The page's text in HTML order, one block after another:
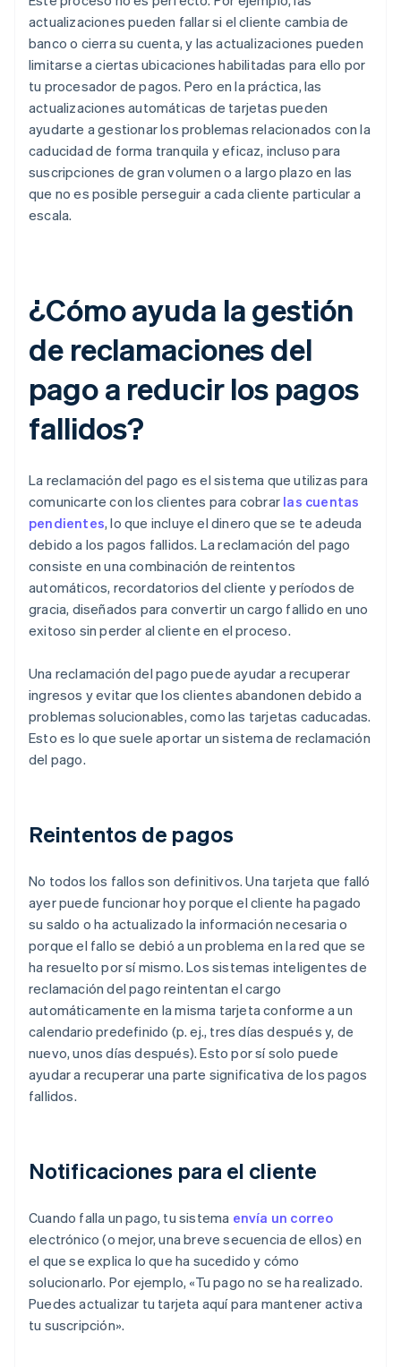
actualizaciones pueden fallar si el cliente cambia de
banco o cierra su cuenta, y las actualizaciones pueden
limitarse a ciertas ubicaciones habilitadas para ello por
tu procesador de pagos. Pero en la práctica, las
actualizaciones automáticas de tarjetas pueden
ayudarte a gestionar los problemas relacionados con la
caducidad de forma tranquila y eficaz, incluso para
suscripciones de gran volumen o a largo plazo en las
que no es posible perseguir a cada cliente particular a
escala.
¿Cómo ayuda la gestión
de reclamaciones del
pago a reducir los pagos
fallidos?
La reclamación del pago es el sistema que utilizas para
comunicarte con los clientes para cobrar las cuentas
pendientes, lo que incluye el dinero que se te adeuda
debido a los pagos fallidos. La reclamación del pago
consiste en una combinación de reintentos
automáticos, recordatorios del cliente y períodos de
gracia, diseñados para convertir un cargo fallido en uno
exitoso sin perder al cliente en el proceso.
Una reclamación del pago puede ayudar a recuperar
ingresos y evitar que los clientes abandonen debido a
problemas solucionables, como las tarjetas caducadas.
Esto es lo que suele aportar un sistema de reclamación
del pago.
Reintentos de pagos
No todos los fallos son definitivos. Una tarjeta que falló
ayer puede funcionar hoy porque el cliente ha pagado
su saldo o ha actualizado la información necesaria o
porque el fallo se debió a un problema en la red que se
ha resuelto por sí mismo. Los sistemas inteligentes de
reclamación del pago reintentan el cargo
automáticamente en la misma tarjeta conforme a un
calendario predefinido (p. ej., tres días después y, de
nuevo, unos días después). Esto por sí solo puede
ayudar a recuperar una parte significativa de los pagos
fallidos.
Notificaciones para el cliente
Cuando falla un pago, tu sistema envía un correo
electrónico (o mejor, una breve secuencia de ellos) en
el que se explica lo que ha sucedido y cómo
solucionarlo. Por ejemplo, «Tu pago no se ha realizado.
Puedes actualizar tu tarjeta aquí para mantener activa
tu suscripción».